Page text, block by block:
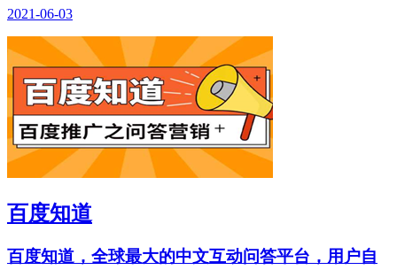
2021-06-03
百度知道
百度知道，全球最大的中文互动问答平台，用户自